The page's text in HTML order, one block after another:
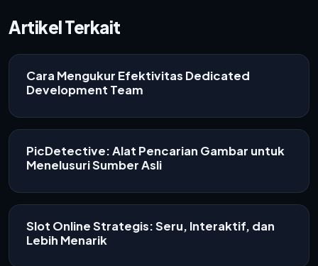
Artikel Terkait
Cara Mengukur Efektivitas Dedicated
Development Team
PicDetective: Alat Pencarian Gambar untuk
Menelusuri Sumber Asli
Slot Online Strategis: Seru, Interaktif, dan
Lebih Menarik